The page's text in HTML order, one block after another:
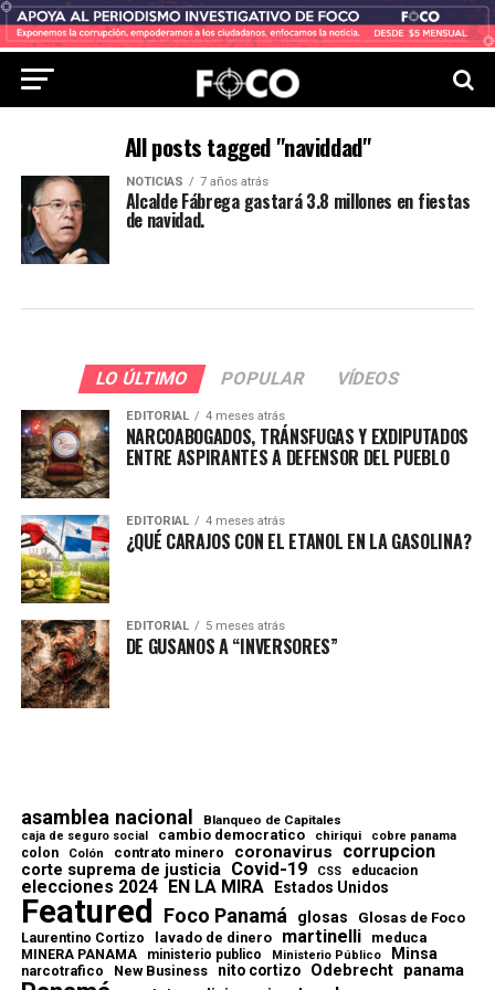
All posts tagged "naviddad"
NOTICIAS 7 años atrás
Alcalde Fábrega gastará 3.8 millones en fiestas
de navidad.
LO ÚLTIMO POPULAR VÍDEOS
EDITORIAL 4 meses atrás
NARCOABOGADOS, TRÁNSFUGAS Y EXDIPUTADOS
ENTRE ASPIRANTES A DEFENSOR DEL PUEBLO
EDITORIAL 4 meses atrás
¿QUÉ CARAJOS CON EL ETANOL EN LA GASOLINA?
EDITORIAL 5 meses atrás
DE GUSANOS A “INVERSORES”
asamblea nacional Blanqueo de Capitales
caja de seguro social cambio democratico chiriqui cobre panama
colon Colón contrato minero coronavirus corrupcion
corte suprema de justicia Covid-19 CSS educacion
elecciones 2024 EN LA MIRA Estados Unidos
Featured Foco Panamá glosas Glosas de Foco
Laurentino Cortizo lavado de dinero martinelli meduca
MINERA PANAMA ministerio publico Ministerio Público Minsa
narcotrafico New Business nito cortizo Odebrecht panama